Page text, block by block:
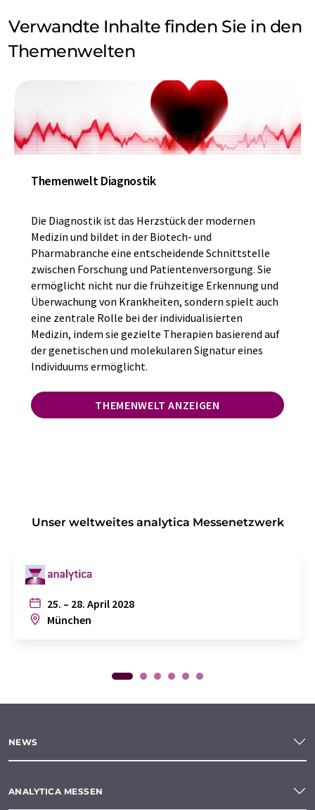
Verwandte Inhalte finden Sie in den
Themenwelten
Themenwelt Diagnostik
Die Diagnostik ist das Herzstück der modernen
Medizin und bildet in der Biotech- und
Pharmabranche eine entscheidende Schnittstelle
zwischen Forschung und Patientenversorgung. Sie
ermöglicht nicht nur die frühzeitige Erkennung und
Überwachung von Krankheiten, sondern spielt auch
eine zentrale Rolle bei der individualisierten
Medizin, indem sie gezielte Therapien basierend auf
der genetischen und molekularen Signatur eines
Individuums ermöglicht.
THEMENWELT ANZEIGEN
Unser weltweites analytica Messenetzwerk
25. – 28. April 2028
München
NEWS
ANALYTICA MESSEN